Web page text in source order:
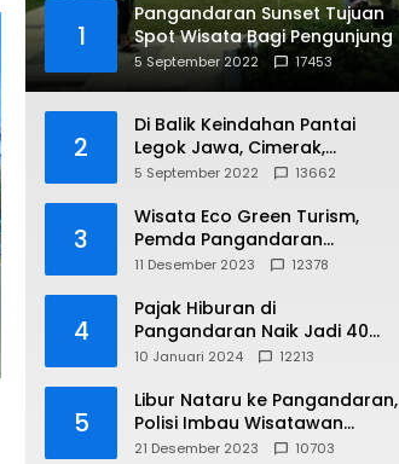
1
Pangandaran Sunset Tujuan
Spot Wisata Bagi Pengunjung
5 September 2022 17453
2
Di Balik Keindahan Pantai
Legok Jawa, Cimerak,
Pangandaran
5 September 2022 13662
3
Wisata Eco Green Turism,
Pemda Pangandaran
Gandeng PLN
11 Desember 2023 12378
4
Pajak Hiburan di
Pangandaran Naik Jadi 40
Persen
10 Januari 2024 12213
5
Libur Nataru ke Pangandaran,
Polisi Imbau Wisatawan
Gunakan Jalur Arteri
21 Desember 2023 10703